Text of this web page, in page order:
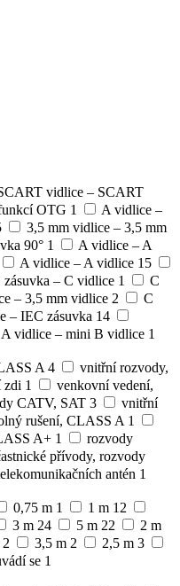
vidlice – SCART
OTG 1
A vidlice –
3,5 mm vidlice – 3,5 mm
90° 1
A vidlice – A
A vidlice – A vidlice 15
– C vidlice 1
C
– 3,5 mm vidlice 2
C
– IEC zásuvka 14
A vidlice – mini B vidlice 1
A 4
vnitřní rozvody,
zdi 1
venkovní vedení,
CATV, SAT 3
vnitřní
rušení, CLASS A 1
A+ 1
rozvody
přívody, rozvody
antén 1
0,75 m 1 1 m 12
3 m 24 5 m 22
2 m
2 3,5 m 2 2,5 m 3
se 1